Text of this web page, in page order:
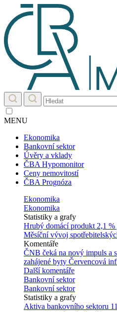
MENU
Ekonomika
Bankovní sektor
Úvěry a vklady
ČBA Hypomonitor
Ceny nemovitostí
ČBA Prognóza
Ekonomika
Ekonomika
Statistiky a grafy
Hrubý domácí produkt 2,1
Měsíční vývoj
Komentáře
ČNB čeká na nový impuls a
zahájené byty Červencová
Další komentáře
Bankovní sektor
Bankovní sektor
Statistiky a grafy
Aktiva bankovního sektoru